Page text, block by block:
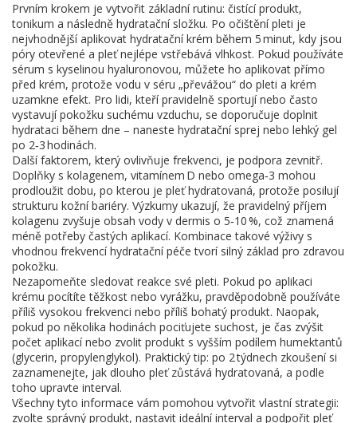
Prvním krokem je vytvořit základní rutinu: čistící produkt,
tonikum a následně hydratační složku. Po očištění pleti je
nejvhodnější aplikovat hydratační krém během 5 minut, kdy jsou
póry otevřené a pleť nejlépe vstřebává vlhkost. Pokud používáte
sérum s kyselinou hyaluronovou, můžete ho aplikovat přímo
před krém, protože vodu v séru „převážou“ do pleti a krém
uzamkne efekt. Pro lidi, kteří pravidelně sportují nebo často
vystavují pokožku suchému vzduchu, se doporučuje doplnit
hydrataci během dne – naneste hydratační sprej nebo lehký gel
po 2‑3 hodinách.
Další faktorem, který ovlivňuje frekvenci, je podpora zevnitř.
Doplňky s kolagenem, vitamínem D nebo omega‑3 mohou
prodloužit dobu, po kterou je pleť hydratovaná, protože posilují
strukturu kožní bariéry. Výzkumy ukazují, že pravidelný příjem
kolagenu zvyšuje obsah vody v dermis o 5‑10 %, což znamená
méně potřeby častých aplikací. Kombinace takové výživy s
vhodnou frekvencí hydratační péče tvorí silný základ pro zdravou
pokožku.
Nezapomeňte sledovat reakce své pleti. Pokud po aplikaci
krému pocítíte těžkost nebo vyrážku, pravděpodobně používáte
příliš vysokou frekvenci nebo příliš bohatý produkt. Naopak,
pokud po několika hodinách pociťujete suchost, je čas zvýšit
počet aplikací nebo zvolit produkt s vyšším podílem humektantů
(glycerin, propylenglykol). Praktický tip: po 2 týdnech zkoušení si
zaznamenejte, jak dlouho pleť zůstává hydratovaná, a podle
toho upravte interval.
Všechny tyto informace vám pomohou vytvořit vlastní strategii:
zvolte správný produkt, nastavit ideální interval a podpořit pleť